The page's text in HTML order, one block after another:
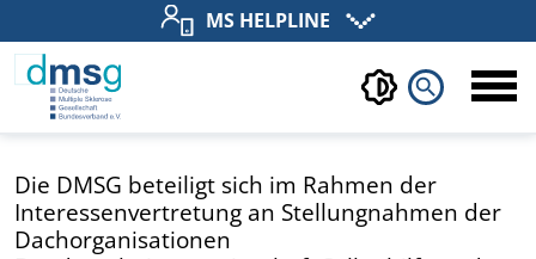
MS HELPLINE
search
Die DMSG beteiligt sich im Rahmen der
Interessenvertretung an Stellungnahmen der
Dachorganisationen